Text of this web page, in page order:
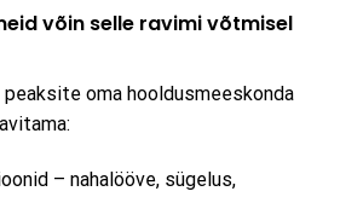
võin selle ravimi võtmisel
oma hooldusmeeskonda
– nahalööve, sügelus,